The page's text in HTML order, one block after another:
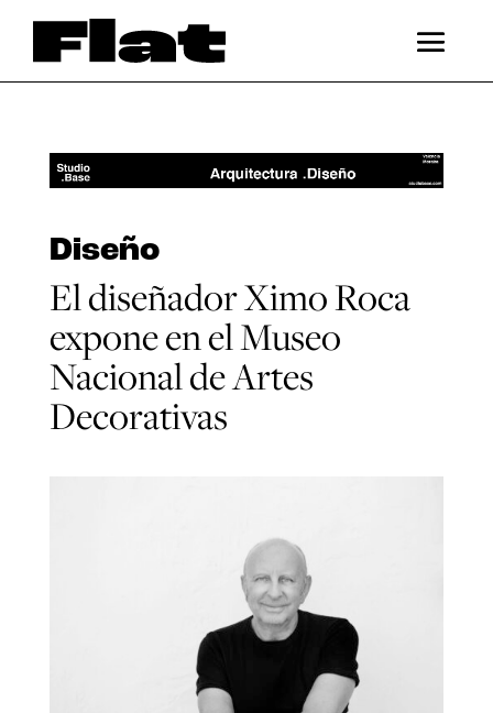
Diseño
El diseñador Ximo Roca
expone en el Museo
Nacional de Artes
Decorativas